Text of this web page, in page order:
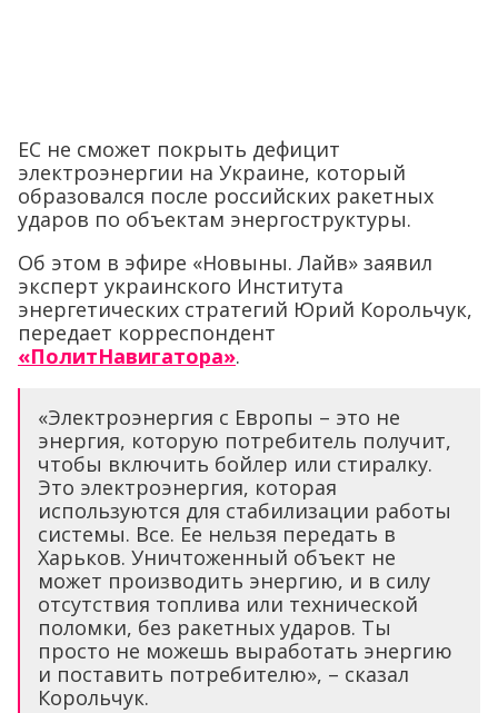
ЕС не сможет покрыть дефицит
электроэнергии на Украине, который
образовался после российских ракетных
ударов по объектам энергоструктуры.
Об этом в эфире «Новыны. Лайв» заявил
эксперт украинского Института
энергетических стратегий Юрий Корольчук,
передает корреспондент
«ПолитНавигатора».
«Электроэнергия с Европы – это не
энергия, которую потребитель получит,
чтобы включить бойлер или стиралку.
Это электроэнергия, которая
используются для стабилизации работы
системы. Все. Ее нельзя передать в
Харьков. Уничтоженный объект не
может производить энергию, и в силу
отсутствия топлива или технической
поломки, без ракетных ударов. Ты
просто не можешь выработать энергию
и поставить потребителю», – сказал
Корольчук.